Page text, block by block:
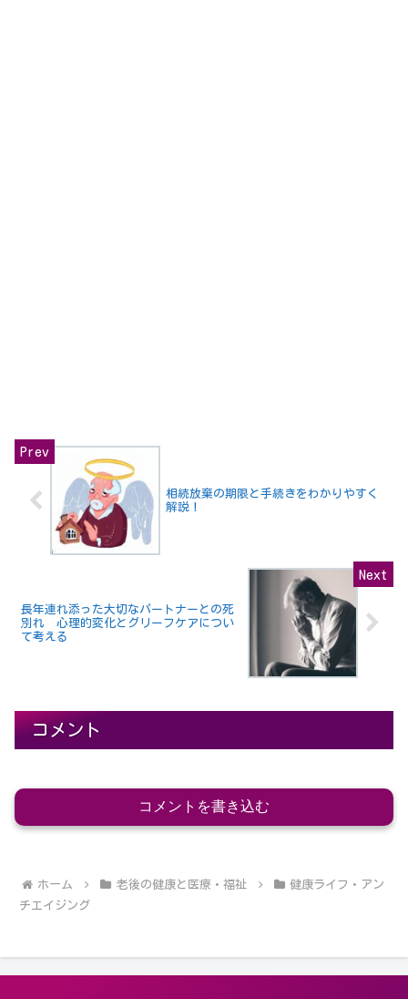
相続放棄の期限と手続きをわかりやすく
解説！
長年連れ添った大切なパートナーとの死
別れ 心理的変化とグリーフケアについ
て考える
コメント
コメントを書き込む
ホーム 老後の健康と医療・福祉
健康ライフ・アン
チエイジング